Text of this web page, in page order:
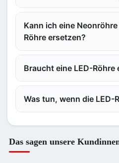
Kann ich eine
Röhre ersetzen?
Braucht eine LED-Röhre
Was tun, wenn die LED-
Das sagen unsere